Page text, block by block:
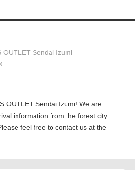
OUTLET Sendai Izumi
OUTLET Sendai Izumi! We are
information from the forest city
feel free to contact us at the